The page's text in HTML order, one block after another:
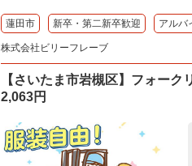
蓮田市 新卒・第二新卒歓迎 アルバ
株式会社ビリーフレーブ
【さいたま市岩槻区】フォー
2,063円